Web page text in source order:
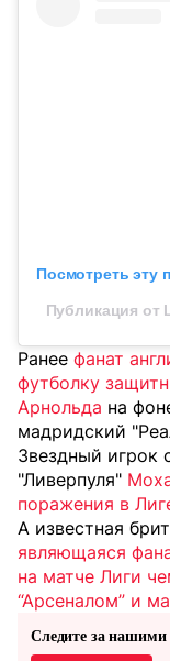
Посмотреть эту
Публикация от
Ранее фанат
футболку
Арнольда на
мадридский
Звездный игрок
"Ливерпуля"
поражения в
А известная
являющаяся
на матче Лиги
“Арсеналом” и
Следите за нашими